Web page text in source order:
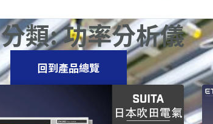
類: 功率分析儀
回到產品總覽